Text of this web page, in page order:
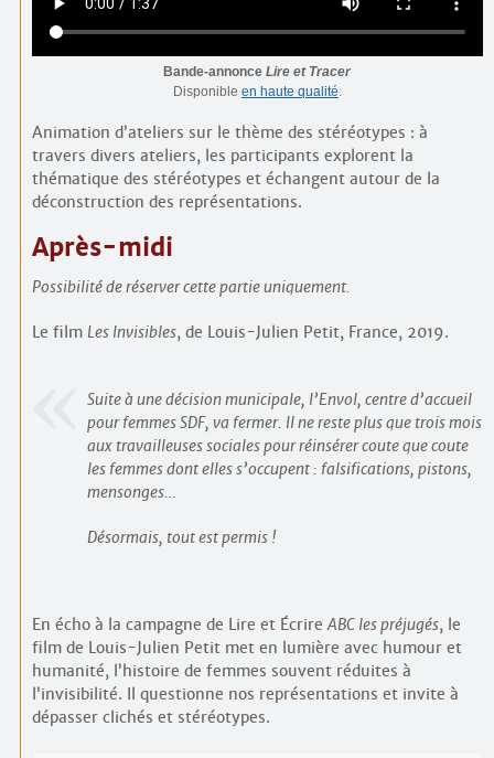
Bande-annonceLire et Tracer
Disponible en haute qualité.
Animation d’ateliers sur le thème des stéréotypes : à
travers divers ateliers, les participants explorent la
thématique des stéréotypes et échangent autour de la
déconstruction des représentations.
Après-midi
Possibilité de réserver cette partie uniquement.
Le film Les Invisibles, de Louis-Julien Petit, France, 2019.
Suite à une décision municipale, l’Envol, centre d’accueil
pour femmes SDF, va fermer. Il ne reste plus que trois mois
aux travailleuses sociales pour réinsérer coute que coute
les femmes dont elles s’occupent : falsifications, pistons,
mensonges…
Désormais, tout est permis !
En écho à la campagne de Lire et ÉcrireABC les préjugés, le
film de Louis-Julien Petit met en lumière avec humour et
humanité, l’histoire de femmes souvent réduites à
l’invisibilité. Il questionne nos représentations et invite à
dépasser clichés et stéréotypes.